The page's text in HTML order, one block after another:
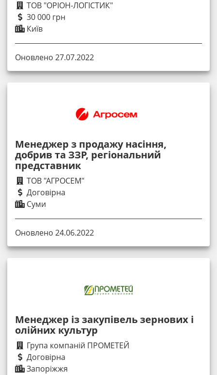
ТОВ "ОРІОН-ЛОГІСТИК"
30 000 грн
Київ
Оновлено 27.07.2022
Менеджер з продажу насіння,
добрив та ЗЗР, регіональний
представник
ТОВ "АГРОСЕМ"
Договірна
Суми
Оновлено 24.06.2022
Менеджер із закупівель зернових і
олійних культур
Група компаній ПРОМЕТЕЙ
Договірна
Запоріжжя